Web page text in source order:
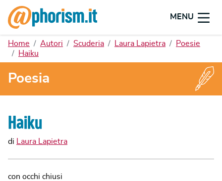
MENU
Home Autori Scuderia Laura Lapietra
Poesie
Haiku
Poesia
Haiku
di Laura Lapietra
con occhi chiusi